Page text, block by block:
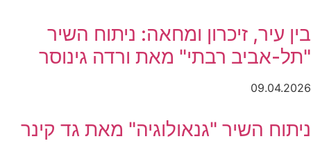
בין עיר, זיכרון ומחאה: ניתוח השיר
"תל-אביב רבתי" מאת ורדה גינוסר
09.04.2026
ניתוח השיר "גנאולוגיה" מאת גד קינר